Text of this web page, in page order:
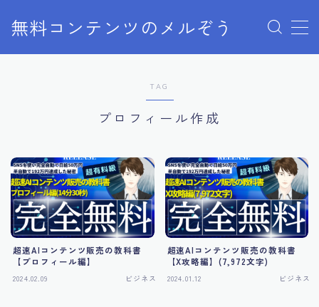
無料コンテンツのメルぞう
MENU
お問い合わせ
TAG
プロフィール作成
超速AIコンテンツ販売の教科書
【プロフィール編】
2024.02.09 ビジネス
超速AIコンテンツ販売の教科書
【X攻略編】(7,972文字)
2024.01.12 ビジネス